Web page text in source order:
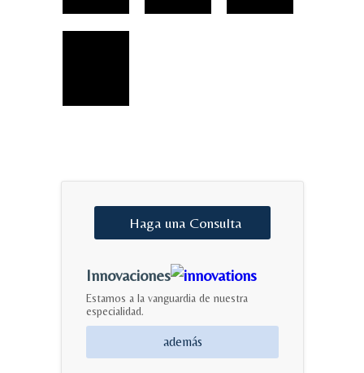
Haga una Consulta
Innovaciones
Estamos a la vanguardia de nuestra
especialidad.
además